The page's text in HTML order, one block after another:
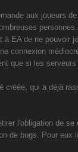
aux joueurs
personnes.
à EA de ne
connexion
que si les
créée, qui a déjà
l'obligation de
de bugs. Pour eux